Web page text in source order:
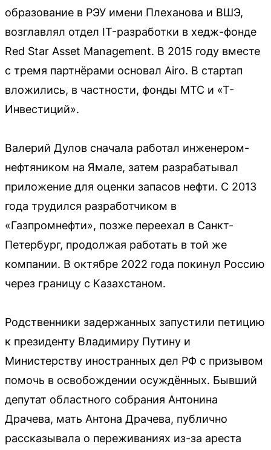
образование в РЭУ имени Плеханова и ВШЭ,
возглавлял отдел IT-разработки в хедж-фонде
Red Star Asset Management. В 2015 году вместе
с тремя партнёрами основал Airo. В стартап
вложились, в частности, фонды МТС и «Т-
Инвестиций».
Валерий Дулов сначала работал инженером-
нефтяником на Ямале, затем разрабатывал
приложение для оценки запасов нефти. С 2013
года трудился разработчиком в
«Газпромнефти», позже переехал в Санкт-
Петербург, продолжая работать в той же
компании. В октябре 2022 года покинул Россию
через границу с Казахстаном.
Родственники задержанных запустили петицию
к президенту Владимиру Путину и
Министерству иностранных дел РФ с призывом
помочь в освобождении осуждённых. Бывший
депутат областного собрания Антонина
Драчева, мать Антона Драчева, публично
рассказывала о переживаниях из-за ареста